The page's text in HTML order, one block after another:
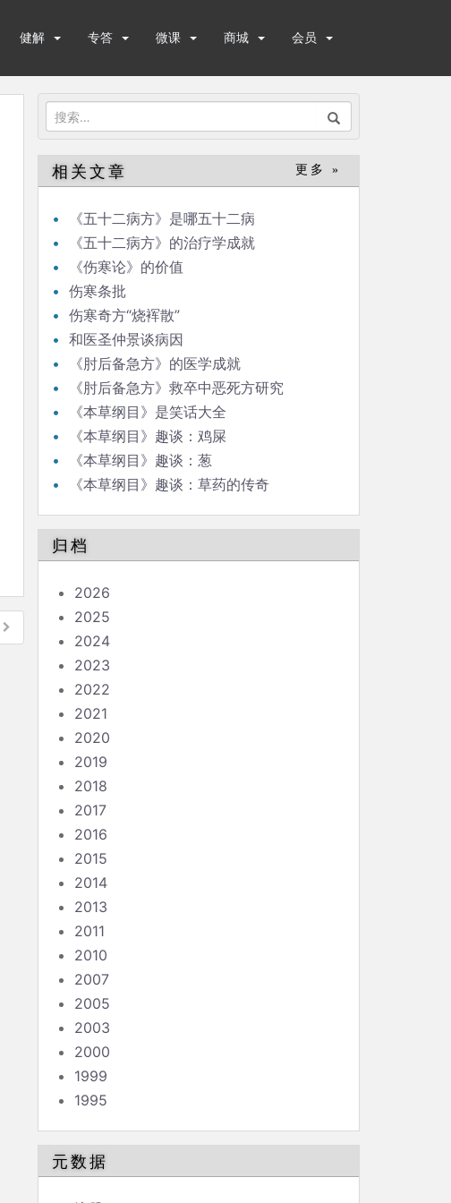
健解 专答 微课 商城 会员
搜
索：
相关文章 更多 »
《五十二病方》是哪五十二病
《五十二病方》的治疗学成就
《伤寒论》的价值
伤寒条批
伤寒奇方“烧裈散”
和医圣仲景谈病因
《肘后备急方》的医学成就
《肘后备急方》救卒中恶死方研究
《本草纲目》是笑话大全
《本草纲目》趣谈：鸡屎
《本草纲目》趣谈：葱
《本草纲目》趣谈：草药的传奇
归档
2026
2025
2024
2023
2022
2021
2020
2019
2018
2017
2016
2015
2014
2013
2011
2010
2007
2005
2003
2000
1999
1995
元数据